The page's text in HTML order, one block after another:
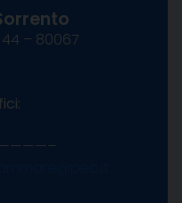
– 80067